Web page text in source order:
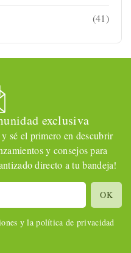
(41)
exclusiva
sé el primero en descubrir
y consejos para
directo a tu bandeja!
y la política de privacidad